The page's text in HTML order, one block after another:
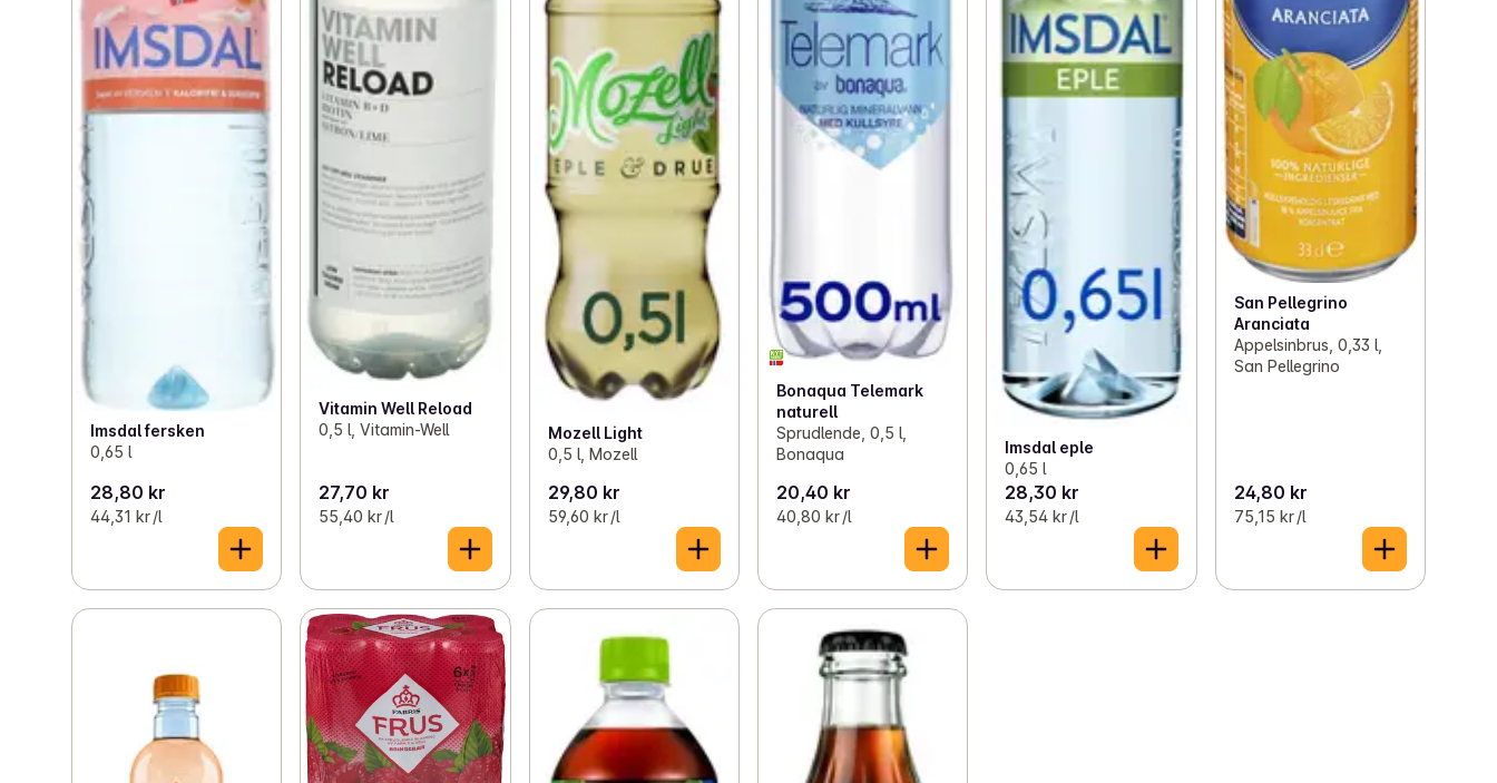
Imsdal fersken
0,65 l
28,80 kr
44,31 kr /l
Vitamin Well Reload
0,5 l, Vitamin-Well
27,70 kr
55,40 kr /l
Mozell Light
0,5 l, Mozell
29,80 kr
59,60 kr /l
Bonaqua Telemark
naturell
Sprudlende, 0,5 l,
Bonaqua
20,40 kr
40,80 kr /l
Imsdal eple
0,65 l
28,30 kr
43,54 kr /l
San Pellegrino
Aranciata
Appelsinbrus, 0,33 l,
San Pellegrino
24,80 kr
75,15 kr /l